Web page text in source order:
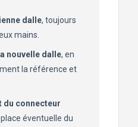
dalle, toujours
mains.
nouvelle dalle, en
la référence et
du connecteur
éventuelle du